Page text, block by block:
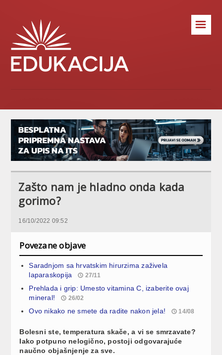
☰
Zašto nam je hladno onda kada
gorimo?
16/10/2022 09:52
Povezane objave
Saradnjom sa hrvatskim hirurzima zaživela
laparaskopija
27/11
Prehlada i grip: Umesto vitamina C, izaberite ovaj
mineral!
26/02
Ovo nikako ne smete da radite nakon jela! 14/08
Bolesni ste, temperatura skače, a vi se smrzavate?
Iako potpuno nelogično, postoji odgovarajuće
naučno objašnjenje za sve.